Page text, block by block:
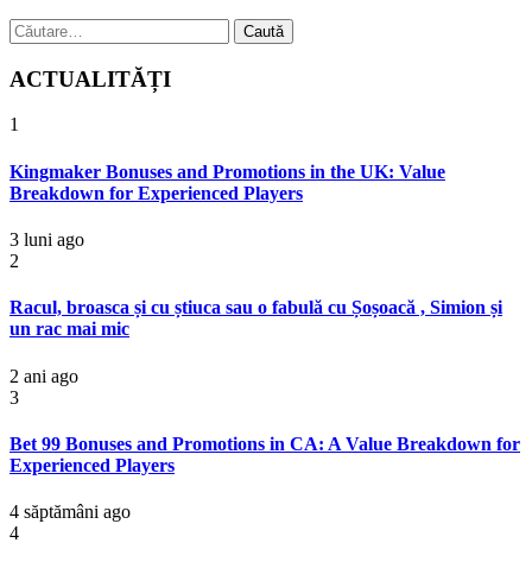
Caută
după:
ACTUALITĂȚI
1
Kingmaker Bonuses and Promotions in the UK: Value
Breakdown for Experienced Players
3 luni ago
2
Racul, broasca și cu știuca sau o fabulă cu Șoșoacă , Simion și
un rac mai mic
2 ani ago
3
Bet 99 Bonuses and Promotions in CA: A Value Breakdown for
Experienced Players
4 săptămâni ago
4